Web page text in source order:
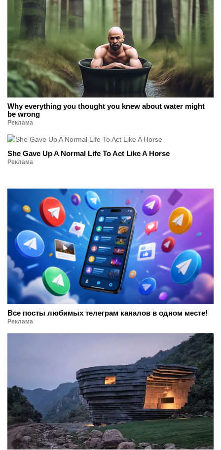
Why everything you thought you knew about water might
be wrong
Реклама
She Gave Up A Normal Life To Act Like A Horse
Реклама
Все посты любимых телеграм каналов в одном месте!
Реклама